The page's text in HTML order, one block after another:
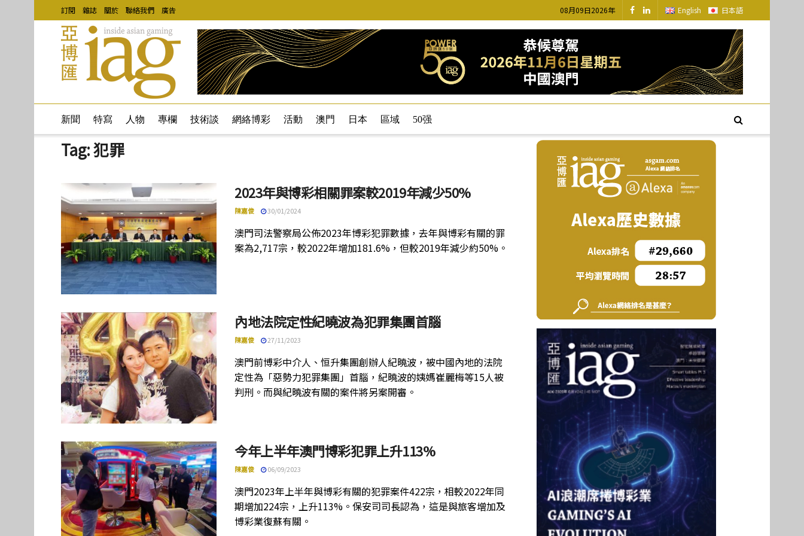
訂閱 雜誌 關於 聯絡我們 廣告 08月09日2026年 English 日本語
新聞 特寫 人物 專欄 技術談 網絡博彩 活動 澳門 日本 區域 50强
Tag:犯罪
2023年與博彩相關罪案較2019年減少50%
陳嘉俊 30/01/2024
澳門司法警察局公佈2023年博彩犯罪數據，去年與博彩有關的罪
案為2,717宗，較2022年增加181.6%，但較2019年減少約50%。
內地法院定性紀曉波為犯罪集團首腦
陳嘉俊 27/11/2023
澳門前博彩中介人、恒升集團創辦人紀曉波，被中國內地的法院
定性為「惡勢力犯罪集團」首腦，紀曉波的姨媽崔麗梅等15人被
判刑。而與紀曉波有關的案件將另案開審。
今年上半年澳門博彩犯罪上升113%
陳嘉俊 06/09/2023
澳門2023年上半年與博彩有關的犯罪案件422宗，相較2022年同
期增加224宗，上升113%。保安司司長認為，這是與旅客增加及
博彩業復蘇有關。